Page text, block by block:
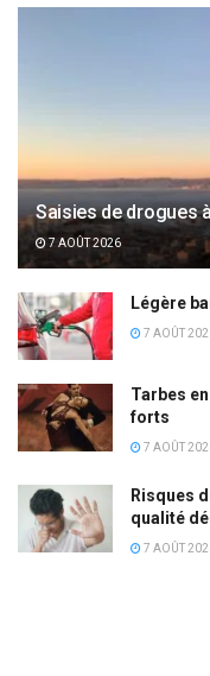
Saisies de drogues
7 AOÛT 2026
Légère
7 AOÛT
Tarbes
forts
7 AOÛT
Risques
qualité
7 AOÛT